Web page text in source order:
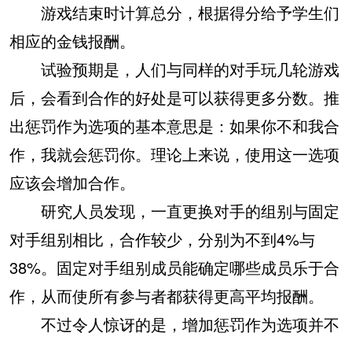
游戏结束时计算总分，根据得分给予学生们
相应的金钱报酬。
试验预期是，人们与同样的对手玩几轮游戏
后，会看到合作的好处是可以获得更多分数。推
出惩罚作为选项的基本意思是：如果你不和我合
作，我就会惩罚你。理论上来说，使用这一选项
应该会增加合作。
研究人员发现，一直更换对手的组别与固定
对手组别相比，合作较少，分别为不到4%与
38%。固定对手组别成员能确定哪些成员乐于合
作，从而使所有参与者都获得更高平均报酬。
不过令人惊讶的是，增加惩罚作为选项并不